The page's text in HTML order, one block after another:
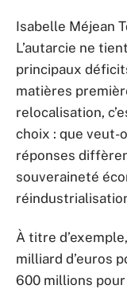
Isabelle Méjean
L’autarcie ne
principaux
matières
relocalisation,
choix : que veut-
réponses
souveraineté
À titre
milliard d’euros
600 millions